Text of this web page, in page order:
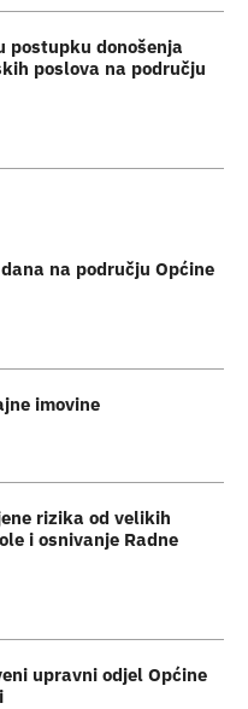
postupku donošenja
poslova na području
na području Općine
imovine
rizika od velikih
i osnivanje Radne
upravni odjel Općine